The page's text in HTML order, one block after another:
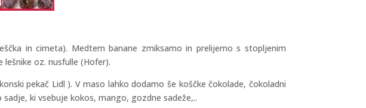
in cimeta). Medtem banane zmiksamo in prelijemo s stopljenim
oz. nusfulle (Hofer).
pekač Lidl ). V maso lahko dodamo še koščke čokolade, čokoladni
ki vsebuje kokos, mango, gozdne sadeže,..